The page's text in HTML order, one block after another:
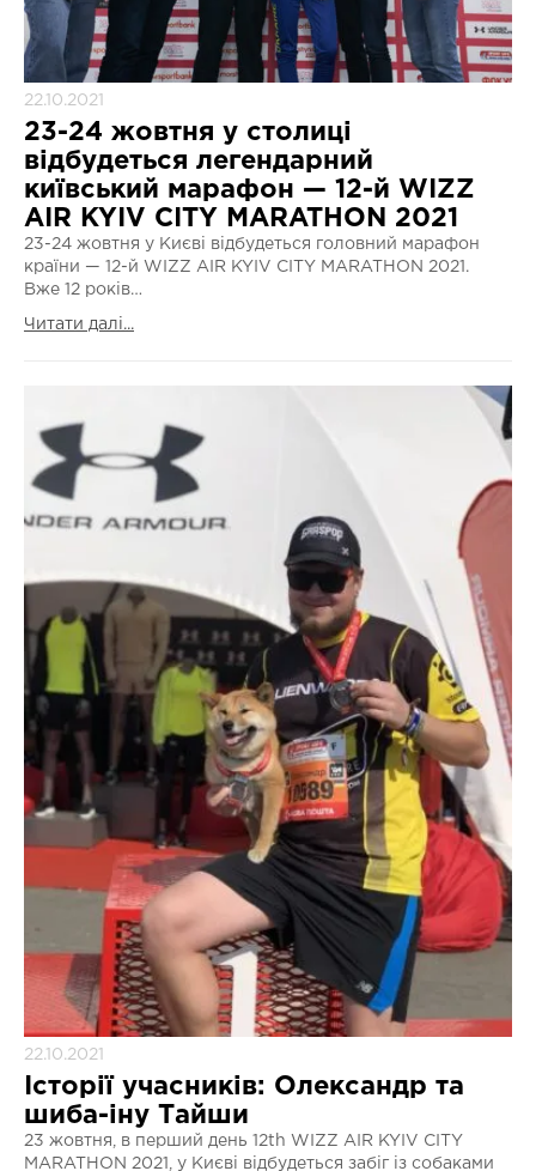
22.10.2021
23-24 жовтня у столиці
відбудеться легендарний
київський марафон — 12-й WIZZ
AIR KYIV CITY MARATHON 2021
23-24 жовтня у Києві відбудеться головний марафон
країни — 12-й WIZZ AIR KYIV CITY MARATHON 2021.
Вже 12 років…
Читати далі...
22.10.2021
Історії учасників: Олександр та
шиба-іну Тайши
23 жовтня, в перший день 12th WIZZ AIR KYIV CITY
MARATHON 2021, у Києві відбудеться забіг із собаками